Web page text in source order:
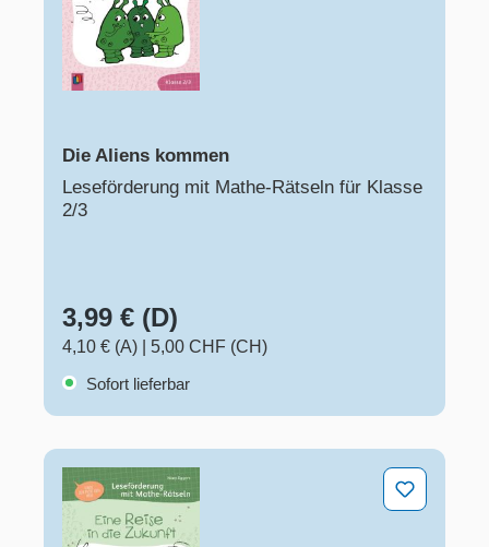
Die Aliens kommen
Leseförderung mit Mathe-Rätseln für Klasse
2/3
3,99 € (D)
4,10 € (A)
5,00 CHF (CH)
Sofort lieferbar
Eine Reise in die Zukunft